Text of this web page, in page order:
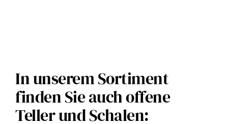
In unserem Sortiment
finden Sie auch offene
Teller und Schalen: